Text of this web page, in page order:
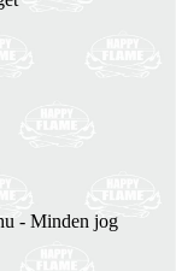
- Minden jog